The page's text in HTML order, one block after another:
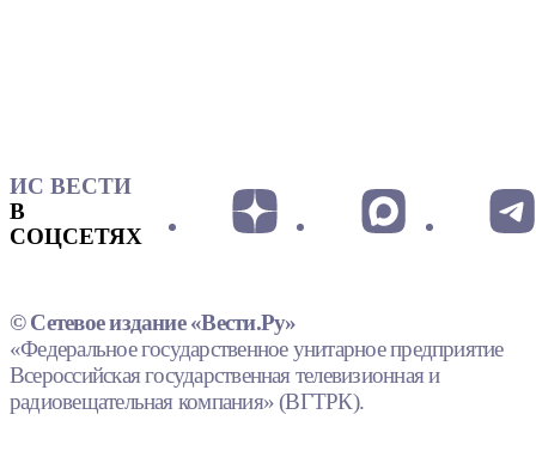
ИС ВЕСТИ
В
СОЦСЕТЯХ
© Сетевое издание «Вести.Ру»
«Федеральное государственное унитарное предприятие
Всероссийская государственная телевизионная и
радиовещательная компания» (ВГТРК).